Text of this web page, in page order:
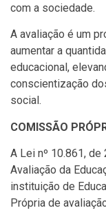
com a sociedade.
A avaliação é um
aumentar a
educacional,
conscientização
social.
COMISSÃO
A Lei nº 10.861,
Avaliação da
instituição de
Própria de